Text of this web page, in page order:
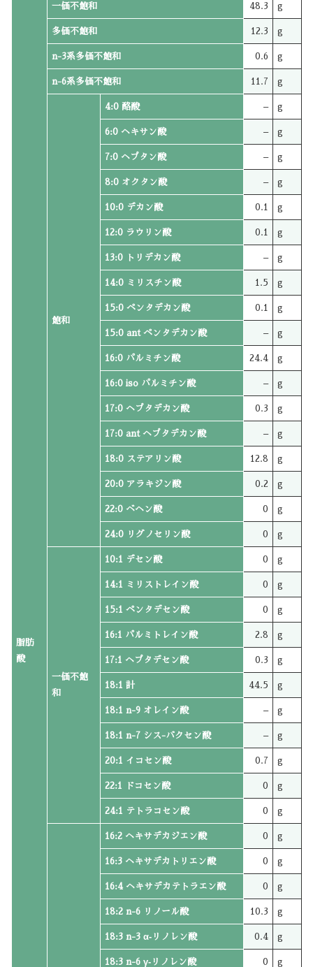
脂肪
酸
一価不飽和 48.3 g
多価不飽和 12.3 g
n-3系多価不飽和 0.6 g
n-6系多価不飽和 11.7 g
飽和
4:0 酪酸 – g
6:0 ヘキサン酸 – g
7:0 ヘプタン酸 – g
8:0 オクタン酸 – g
10:0 デカン酸 0.1 g
12:0 ラウリン酸 0.1 g
13:0 トリデカン酸 – g
14:0 ミリスチン酸 1.5 g
15:0 ペンタデカン酸 0.1 g
15:0 ant ペンタデカン酸 – g
16:0 パルミチン酸 24.4 g
16:0 iso パルミチン酸 – g
17:0 ヘプタデカン酸 0.3 g
17:0 ant ヘプタデカン酸 – g
18:0 ステアリン酸 12.8 g
20:0 アラキジン酸 0.2 g
22:0 ベヘン酸 0 g
24:0 リグノセリン酸 0 g
一価不飽
和
10:1 デセン酸 0 g
14:1 ミリストレイン酸 0 g
15:1 ペンタデセン酸 0 g
16:1 パルミトレイン酸 2.8 g
17:1 ヘプタデセン酸 0.3 g
18:1 計 44.5 g
18:1 n-9 オレイン酸 – g
18:1 n-7 シス-バクセン酸 – g
20:1 イコセン酸 0.7 g
22:1 ドコセン酸 0 g
24:1 テトラコセン酸 0 g
16:2 ヘキサデカジエン酸 0 g
16:3 ヘキサデカトリエン酸 0 g
16:4 ヘキサデカテトラエン酸 0 g
18:2 n-6 リノール酸 10.3 g
18:3 n-3 α‐リノレン酸 0.4 g
18:3 n-6 γ‐リノレン酸 0 g